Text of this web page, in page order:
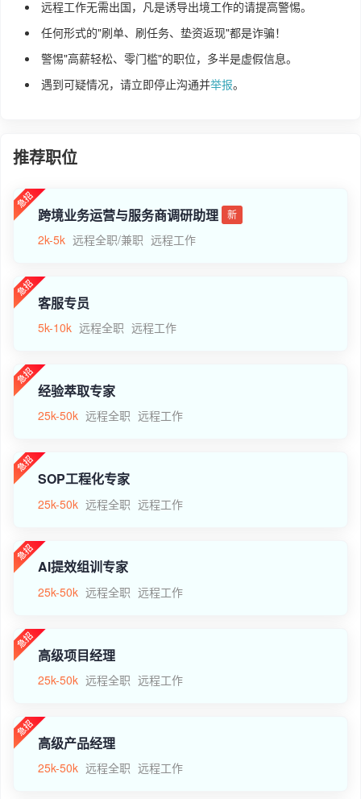
远程工作无需出国，凡是诱导出境工作的请提高警惕。
任何形式的"刷单、刷任务、垫资返现"都是诈骗！
警惕"高薪轻松、零门槛"的职位，多半是虚假信息。
遇到可疑情况，请立即停止沟通并举报。
推荐职位
跨境业务运营与服务商调研助理 新
2k-5k 远程全职/兼职 远程工作
客服专员
5k-10k 远程全职 远程工作
经验萃取专家
25k-50k 远程全职 远程工作
SOP工程化专家
25k-50k 远程全职 远程工作
AI提效组训专家
25k-50k 远程全职 远程工作
高级项目经理
25k-50k 远程全职 远程工作
高级产品经理
25k-50k 远程全职 远程工作